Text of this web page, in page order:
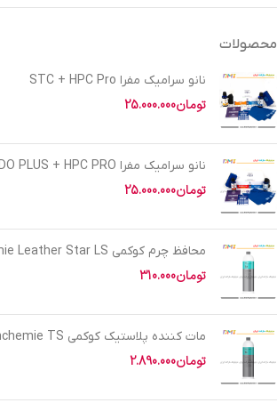
محصولات
نانو سرامیک مفرا STC + HPC Pro
تومان25.000.000
نانو سرامیک مفرا BLINDO PLUS + HPC PRO
تومان25.000.000
محافظ چرم کوکمی Kochchemie Leather Star LS
تومان310.000
مات کننده پلاستیک کوکمی Kochchemie TS
تومان2.890.000